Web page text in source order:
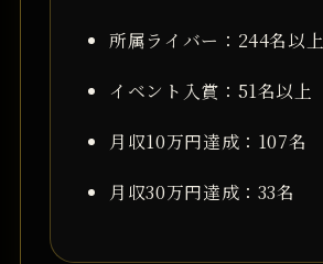
所属ライバー：244名以上
イベント入賞：51名以上
月収10万円達成：107名
月収30万円達成：33名